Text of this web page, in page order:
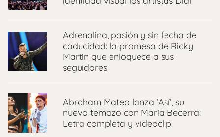
Adrenalina, pasión y sin fecha de
caducidad: la promesa de Ricky
Martin que enloquece a sus
seguidores
Abraham Mateo lanza ‘Así’, su
nuevo temazo con María Becerra:
Letra completa y videoclip